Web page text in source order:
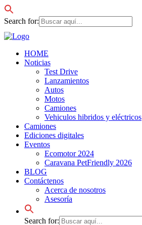
Search for:
HOME
Noticias
Test Drive
Lanzamientos
Autos
Motos
Camiones
Vehiculos hibridos y eléctricos
Camiones
Ediciones digitales
Eventos
Ecomotor 2024
Caravana PetFriendly 2026
BLOG
Contáctenos
Acerca de nosotros
Asesoría
Search for: